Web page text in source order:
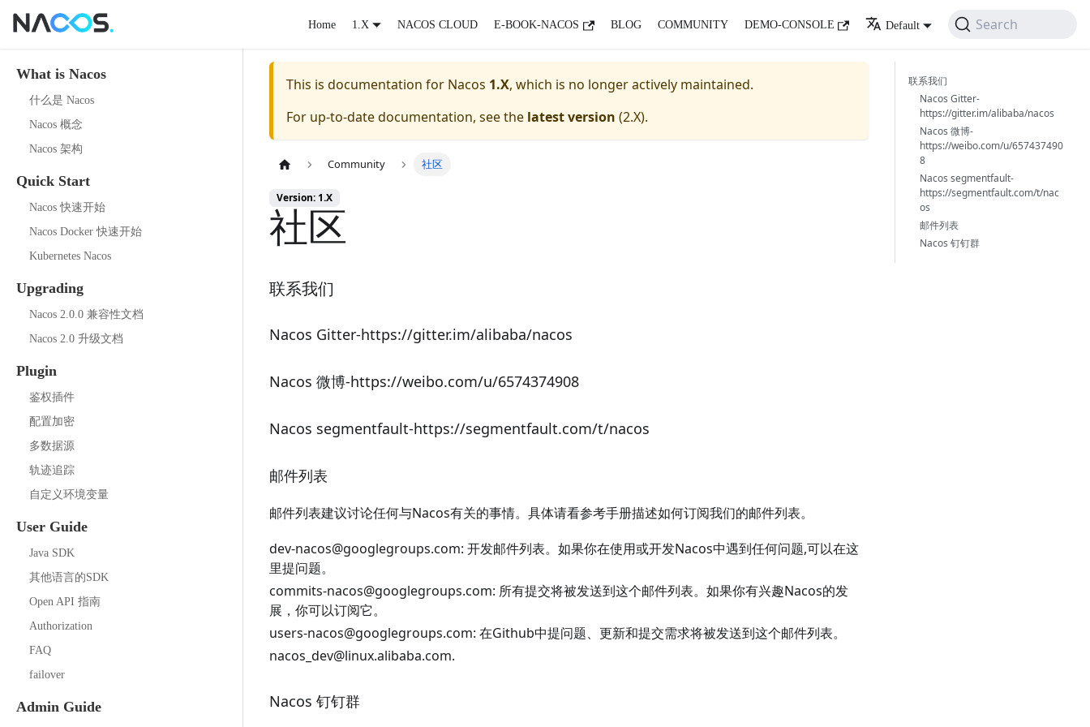
Home 1.X NACOS CLOUD E-BOOK-NACOS BLOG COMMUNITY DEMO-CONSOLE Default Search
What is Nacos
什么是 Nacos
Nacos 概念
Nacos 架构
Quick Start
Nacos 快速开始
Nacos Docker 快速开始
Kubernetes Nacos
Upgrading
Nacos 2.0.0 兼容性文档
Nacos 2.0 升级文档
Plugin
鉴权插件
配置加密
多数据源
轨迹追踪
自定义环境变量
User Guide
Java SDK
其他语言的SDK
Open API 指南
Authorization
FAQ
failover
Admin Guide
This is documentation for Nacos 1.X, which is no longer actively maintained.
For up-to-date documentation, see the latest version (2.X).
Community 社区
Version: 1.X
社区
联系我们
Nacos Gitter-https://gitter.im/alibaba/nacos
Nacos 微博-https://weibo.com/u/6574374908
Nacos segmentfault-https://segmentfault.com/t/nacos
邮件列表
邮件列表建议讨论任何与Nacos有关的事情。具体请看参考手册描述如何订阅我们的邮件列表。
dev-nacos@googlegroups.com: 开发邮件列表。如果你在使用或开发Nacos中遇到任何问题,可以在这
里提问题。
commits-nacos@googlegroups.com: 所有提交将被发送到这个邮件列表。如果你有兴趣Nacos的发
展，你可以订阅它。
users-nacos@googlegroups.com: 在Github中提问题、更新和提交需求将被发送到这个邮件列表。
nacos dev@linux.alibaba.com.
Nacos 钉钉群
联系我们
Nacos Gitter-
https://gitter.im/alibaba/nacos
Nacos 微博-
https://weibo.com/u/657437490
8
Nacos segmentfault-
https://segmentfault.com/t/nac
os
邮件列表
Nacos 钉钉群